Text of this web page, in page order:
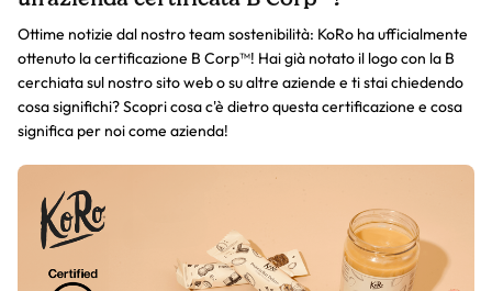
Ottime notizie dal nostro team sostenibilità: KoRo ha ufficialmente
ottenuto la certificazione B Corp™! Hai già notato il logo con la B
cerchiata sul nostro sito web o su altre aziende e ti stai chiedendo
cosa significhi? Scopri cosa c'è dietro questa certificazione e cosa
significa per noi come azienda!